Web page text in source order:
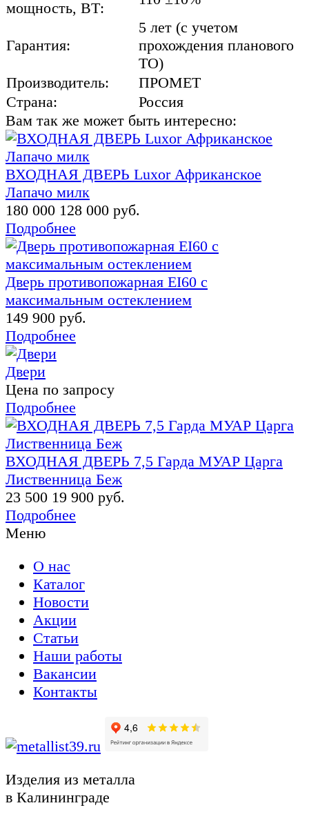
мощность, ВТ:
Гарантия:
5 лет (с учетом
прохождения планового
ТО)
Производитель:
ПРОМЕТ
Страна:
Россия
Вам так же может быть интересно:
ВХОДНАЯ ДВЕРЬ Luxor Африканское
Лапачо милк
180 000 128 000 руб.
Подробнее
Дверь противопожарная EI60 с
максимальным остеклением
149 900 руб.
Подробнее
Двери
Цена по запросу
Подробнее
ВХОДНАЯ ДВЕРЬ 7,5 Гарда МУАР Царга
Лиственница Беж
23 500 19 900 руб.
Подробнее
Меню
О нас
Каталог
Новости
Акции
Статьи
Наши работы
Вакансии
Контакты
Изделия из металла
в Калининграде